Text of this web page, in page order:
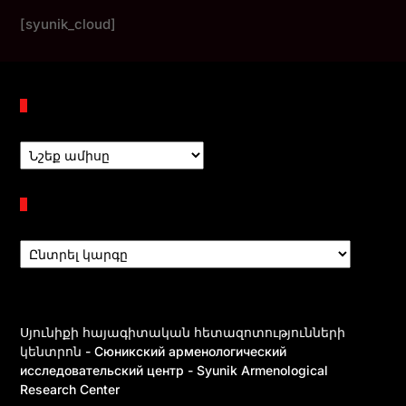
[syunik_cloud]
Սյունիքի հայագիտական հետազոտությունների
կենտրոն - Сюникский арменологический
исследовательский центр - Syunik Armenological
Research Center